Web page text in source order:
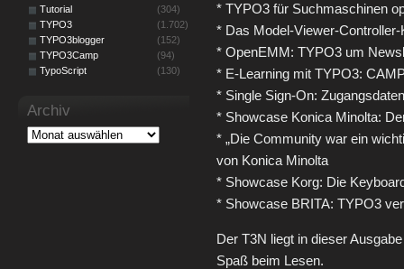
* TYPO3 für Suchmaschinen
* Das Model-Viewer-Controller-
* OpenEMM: TYPO3 um
* E-Learning mit TYPO3:
* Single Sign-On:
* Showcase Konica Minolta:
* „Die Community war ein
von Konica Minolta
* Showcase Korg: Die
* Showcase BRITA: TYPO3
Der T3N liegt in dieser
Spaß beim Lesen.
Tutorial
(304)
TYPO3
(1.702)
TYPO3blogger
(152)
TYPO3Camp
(94)
TypoScript
(130)
Archiv